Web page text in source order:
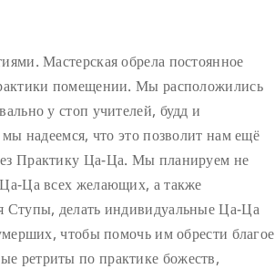
Мастерская обрела постоянное
помещении. Мы расположились
у стоп учителей, будд и
надеемся, что это позволит нам ещё
Практику Ца-Ца. Мы планируем не
Ца-Ца всех желающих, а также
Ступы, делать индивидуальные Ца-Ца
чтобы помочь им обрести благое
ретриты по практике божеств,